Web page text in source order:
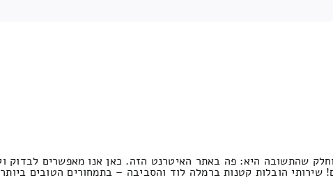
שהתשובה היא: פה באתר האיטרנט הזה. כאן אנו מאפשרים לבדוק
הובלות קטנות ברמלה לוד והסביבה – בתמחורים הטובים